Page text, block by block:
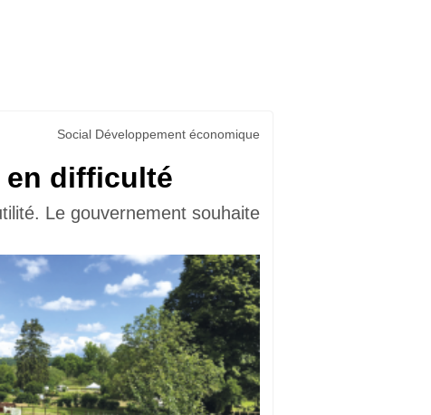
Social Développement économique
en difficulté
Le gouvernement souhaite